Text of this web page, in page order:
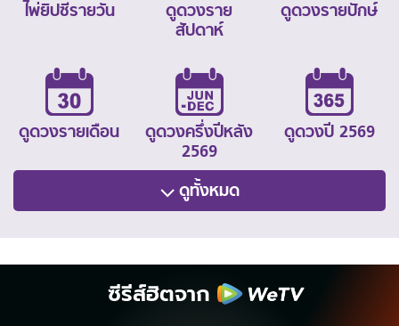
ไพ่ยิปซีรายวัน
ดูดวงราย
สัปดาห์
ดูดวงรายปักษ์
ดูดวงรายเดือน
ดูดวงครึ่งปีหลัง
2569
ดูดวงปี 2569
ดูทั้งหมด
ซีรีส์ฮิตจาก